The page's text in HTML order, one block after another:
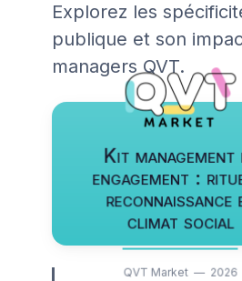
Explorez les
publique et son
managers QVT.
Kit management
engagement :
reconnaissance
climat social
QVT Market — 2026